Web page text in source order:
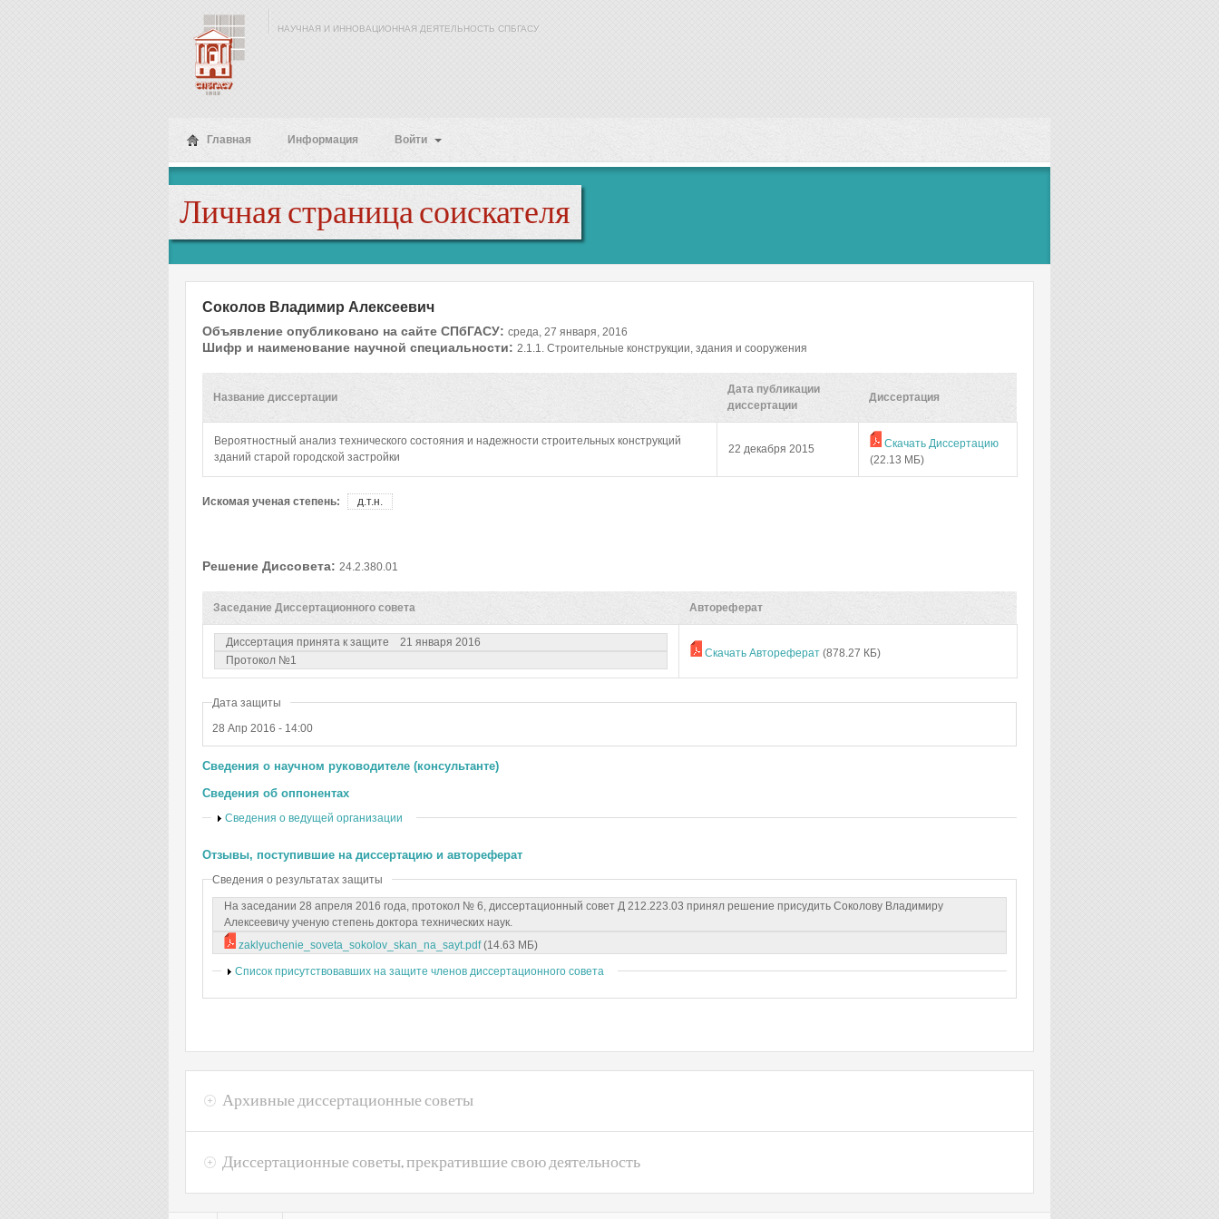
НАУЧНАЯ И ИННОВАЦИОННАЯ ДЕЯТЕЛЬНОСТЬ СПБГАСУ
Главная Информация Войти
Личная страница соискателя
Соколов Владимир Алексеевич
Объявление опубликовано на сайте СПбГАСУ: среда, 27 января, 2016
Шифр и наименование научной специальности: 2.1.1. Строительные конструкции, здания и сооружения
Название диссертации
Дата публикации
диссертации
Диссертация
Вероятностный анализ технического состояния и надежности строительных конструкций
зданий старой городской застройки
22 декабря 2015
Скачать Диссертацию
(22.13 МБ)
Искомая ученая степень: д.т.н.
Решение Диссовета: 24.2.380.01
Заседание Диссертационного совета Автореферат
Диссертация принята к защите
21 января 2016
Протокол №1
Скачать Автореферат (878.27 КБ)
Дата защиты
28 Апр 2016 - 14:00
Сведения о научном руководителе (консультанте)
Сведения об оппонентах
Показать
Сведения о ведущей организации
Отзывы, поступившие на диссертацию и автореферат
Сведения о результатах защиты
На заседании 28 апреля 2016 года, протокол № 6, диссертационный совет Д 212.223.03 принял решение присудить Соколову Владимиру
Алексеевичу ученую степень доктора технических наук.
zaklyuchenie_soveta_sokolov_skan_na_sayt.pdf (14.63 МБ)
Показать
Список присутствовавших на защите членов диссертационного совета
Архивные диссертационные советы
Диссертационные советы, прекратившие свою деятельность